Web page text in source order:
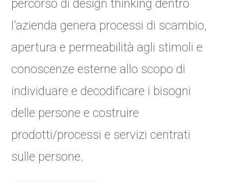
percorso di design thinking dentro
l'azienda genera processi di scambio,
apertura e permeabilità agli stimoli e
conoscenze esterne allo scopo di
individuare e decodificare i bisogni
delle persone e costruire
prodotti/processi e servizi centrati
sulle persone.